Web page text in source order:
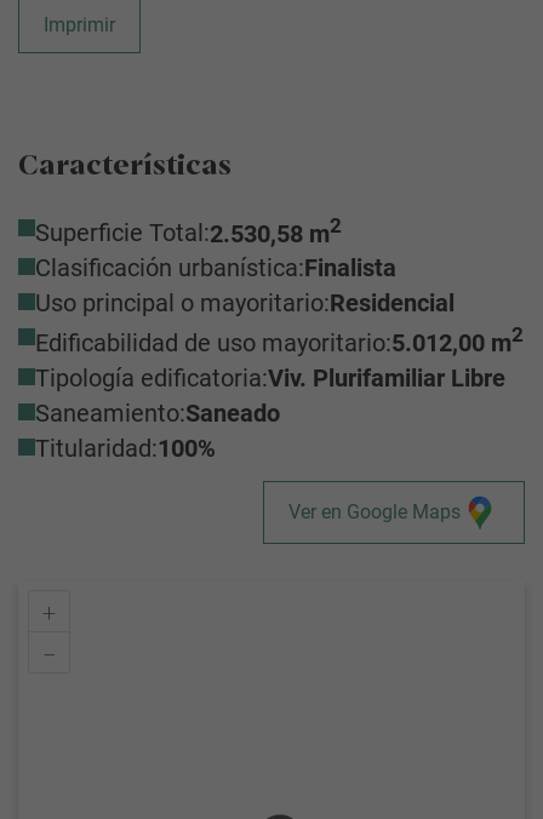
Imprimir
Características
Superficie Total:2.530,58 m2
Clasificación urbanística:Finalista
Uso principal o mayoritario:Residencial
Edificabilidad de uso mayoritario:5.012,00 m2
Tipología edificatoria:Viv. Plurifamiliar Libre
Saneamiento:Saneado
Titularidad:100%
Ver en Google Maps
+
–